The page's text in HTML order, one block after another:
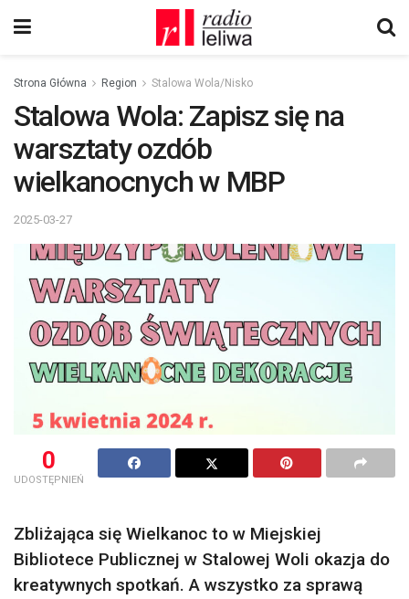
Strona Główna Region Stalowa Wola/Nisko
Stalowa Wola: Zapisz się na
warsztaty ozdób
wielkanocnych w MBP
2025-03-27
0
UDOSTĘPNIEŃ
Zbliżająca się Wielkanoc to w Miejskiej
Bibliotece Publicznej w Stalowej Woli okazja do
kreatywnych spotkań. A wszystko za sprawą